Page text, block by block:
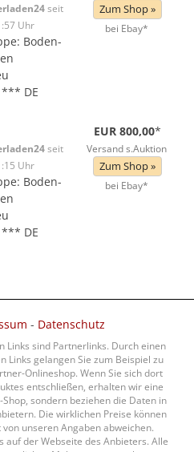
seit
Uhr
Boden-
DE
Zum Shop »
bei Ebay*
seit
Uhr
Boden-
DE
EUR 800,00*
Versand s.Auktion
Zum Shop »
bei Ebay*
- Datenschutz
sind Partnerlinks. Durch einen
Links gelangen Sie zum Beispiel zu
Onlineshop. Wenn Sie sich dort
entschließen, erhalten wir eine
sondern beziehen die Daten in
Die wirklichen Preise können
unseren Angaben abweichen.
auf der Webseite des Anbieters. Alle